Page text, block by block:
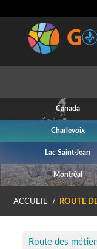
Canada
Charlevoix
Lac Saint-Jean
Montréal
ACCUEIL ROUTE
Route des